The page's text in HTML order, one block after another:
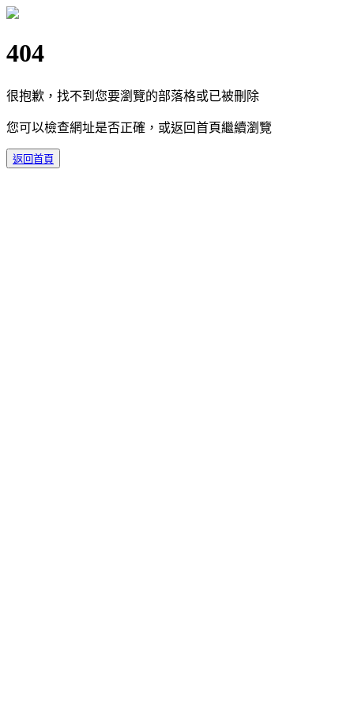
404
很抱歉，找不到您要瀏覽的部落格或已被刪除
您可以檢查網址是否正確，或返回首頁繼續瀏覽
返回首頁